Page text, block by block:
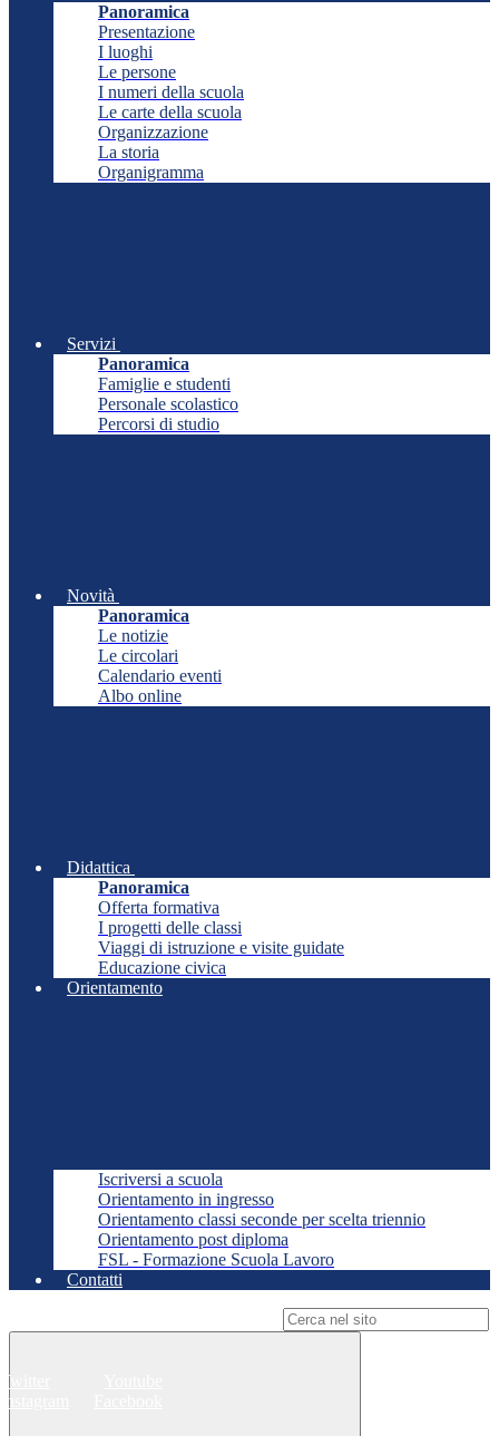
Panoramica
Presentazione
I luoghi
Le persone
I numeri della scuola
Le carte della scuola
Organizzazione
La storia
Organigramma
Servizi
Panoramica
Famiglie e studenti
Personale scolastico
Percorsi di studio
Novità
Panoramica
Le notizie
Le circolari
Calendario eventi
Albo online
Didattica
Panoramica
Offerta formativa
I progetti delle classi
Viaggi di istruzione e visite guidate
Educazione civica
Orientamento
Iscriversi a scuola
Orientamento in ingresso
Orientamento classi seconde per scelta triennio
Orientamento post diploma
FSL - Formazione Scuola Lavoro
Contatti
Twitter
Instagram